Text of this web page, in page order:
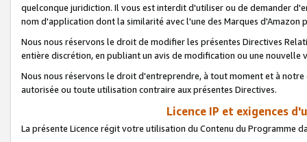
quelconque juridiction. Il vous est interdit d'utiliser ou de demander
nom d'application dont la similarité avec l'une des Marques
Nous nous réservons le droit de modifier les présentes Directives
entière discrétion, en publiant un avis de modification ou une nouvelle
Nous nous réservons le droit d'entreprendre, à tout moment et à
autorisée ou toute utilisation contraire aux présentes Directives.
Licence IP et exigences
La présente Licence régit votre utilisation du Contenu du Programme